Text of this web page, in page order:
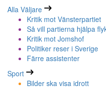
Alla Väljare
Kritik mot Vänsterpartiet
Så vill partierna hjälpa
Kritik mot Jomshof
Politiker reser i Sverige
Färre assistenter
Sport
Bilder ska visa idrott